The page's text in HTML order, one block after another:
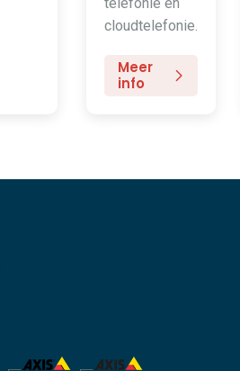
cloudtelefonie.
Meer
info